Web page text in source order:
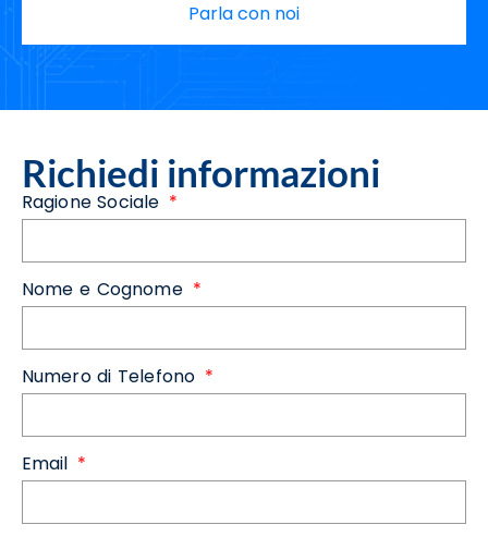
Parla con noi
Richiedi informazioni
Ragione Sociale
Nome e Cognome
Numero di Telefono
Email